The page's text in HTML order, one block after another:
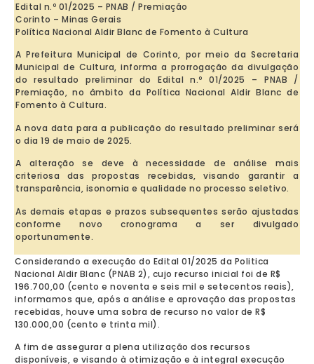
Edital n.º 01/2025 – PNAB / Premiação
Corinto – Minas Gerais
Política Nacional Aldir Blanc de Fomento à Cultura
A Prefeitura Municipal de Corinto, por meio da Secretaria
Municipal de Cultura, informa a prorrogação da divulgação
do resultado preliminar do Edital n.º 01/2025 – PNAB /
Premiação, no âmbito da Política Nacional Aldir Blanc de
Fomento à Cultura.
A nova data para a publicação do resultado preliminar será
o dia 19 de maio de 2025.
A alteração se deve à necessidade de análise mais
criteriosa das propostas recebidas, visando garantir a
transparência, isonomia e qualidade no processo seletivo.
As demais etapas e prazos subsequentes serão ajustadas
conforme novo cronograma a ser divulgado
oportunamente.
Considerando a execução do Edital 01/2025 da Politica
Nacional Aldir Blanc (PNAB 2), cujo recurso inicial foi de R$
196.700,00 (cento e noventa e seis mil e setecentos reais),
informamos que, após a análise e aprovação das propostas
recebidas, houve uma sobra de recurso no valor de R$
130.000,00 (cento e trinta mil).
A fim de assegurar a plena utilização dos recursos
disponíveis, e visando à otimização e à integral execução